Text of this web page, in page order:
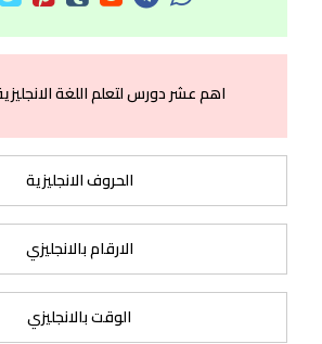
اهم عشر دورس لتعلم اللغة
الحروف الانجليزية
الارقام بالانجليزي
الوقت بالانجليزي